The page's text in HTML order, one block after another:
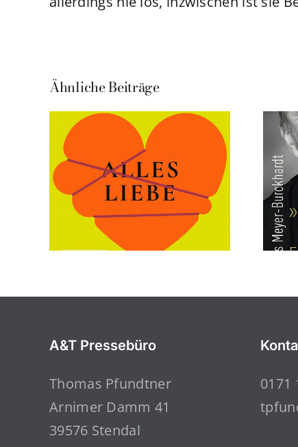
Ähnliche Beiträge
A&T Pressebüro
Thomas Pfundtner
Arnimer Damm 41
39576 Stendal
0171